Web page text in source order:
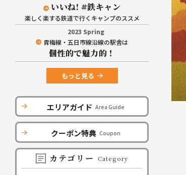
いいね! #鉄キャン
楽しく楽する鉄道で行くキャンプのススメ
2023 Spring
青梅線・五日市線沿線の駅舎は
個性的で魅力的！
もっと見る
エリアガイド Area Guide
クーポン特典 Coupon
カテゴリー Category